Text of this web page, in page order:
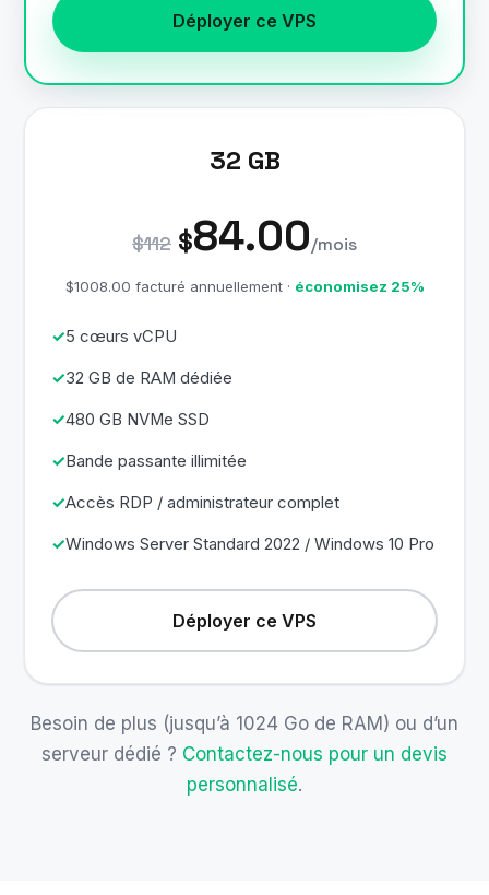
Déployer ce VPS
32 GB
$112 $84.00/mois
$1008.00 facturé annuellement · économisez 25%
5 cœurs vCPU
32 GB de RAM dédiée
480 GB NVMe SSD
Bande passante illimitée
Accès RDP / administrateur complet
Windows Server Standard 2022 / Windows 10 Pro
Déployer ce VPS
Besoin de plus (jusqu’à 1024 Go de RAM) ou d’un
serveur dédié ? Contactez-nous pour un devis
personnalisé.